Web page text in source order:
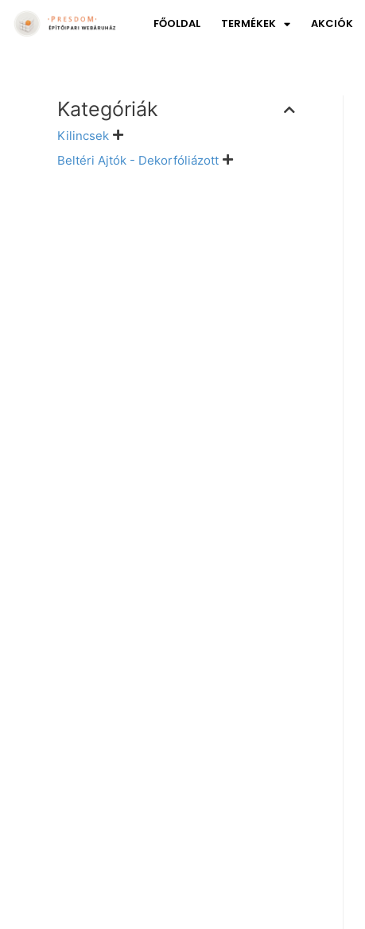
FŐOLDAL TERMÉKEK AKCIÓK
Kategóriák
Kilincsek
Beltéri Ajtók - Dekorfóliázott